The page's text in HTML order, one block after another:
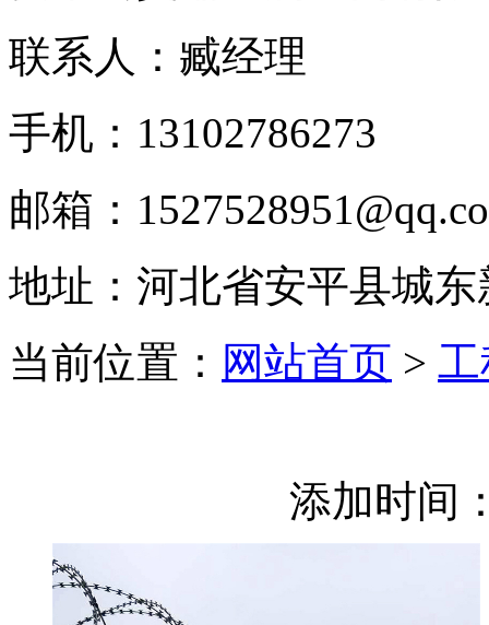
联系人：臧经理
手机：13102786273
邮箱：
地址：河北省安平县城
当前位置： 网站首页 >
添加时间